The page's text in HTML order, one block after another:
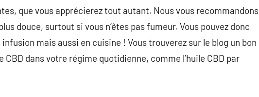
que vous apprécierez tout autant. Nous vous recommandons
douce, surtout si vous n’êtes pas fumeur. Vous pouvez donc
mais aussi en cuisine ! Vous trouverez sur le blog un bon
dans votre régime quotidienne, comme l’huile CBD par